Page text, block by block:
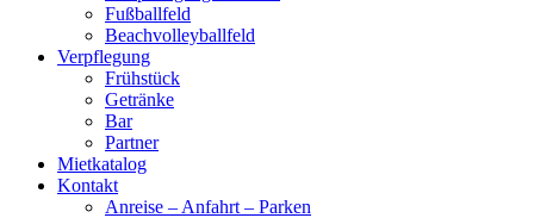
Fußballfeld
Beachvolleyballfeld
Verpflegung
Frühstück
Getränke
Bar
Partner
Mietkatalog
Kontakt
Anreise – Anfahrt – Parken